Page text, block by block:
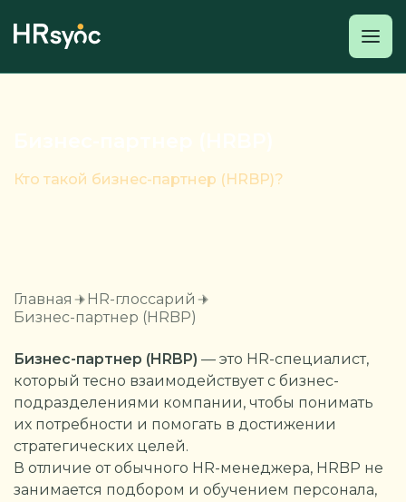
Кто такой бизнес-партнер (HRBP)?
Главная
HR-глоссарий
Бизнес-партнер (HRBP)
Бизнес-партнер (HRBP) — это HR-специалист,
который тесно взаимодействует с бизнес-
подразделениями компании, чтобы понимать
их потребности и помогать в достижении
стратегических целей.
В отличие от обычного HR-менеджера, HRBP не
занимается подбором и обучением персонала,